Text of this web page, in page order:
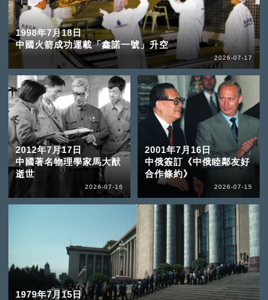
1998年7月18日
中國火箭成功運載「鑫諾一號」升空
2026-07-17
2012年7月17日
中國著名物理學家馬大猷
逝世
2026-07-16
2001年7月16日
中俄簽訂《中俄睦鄰友好
合作條約》
2026-07-15
1979年7月15日